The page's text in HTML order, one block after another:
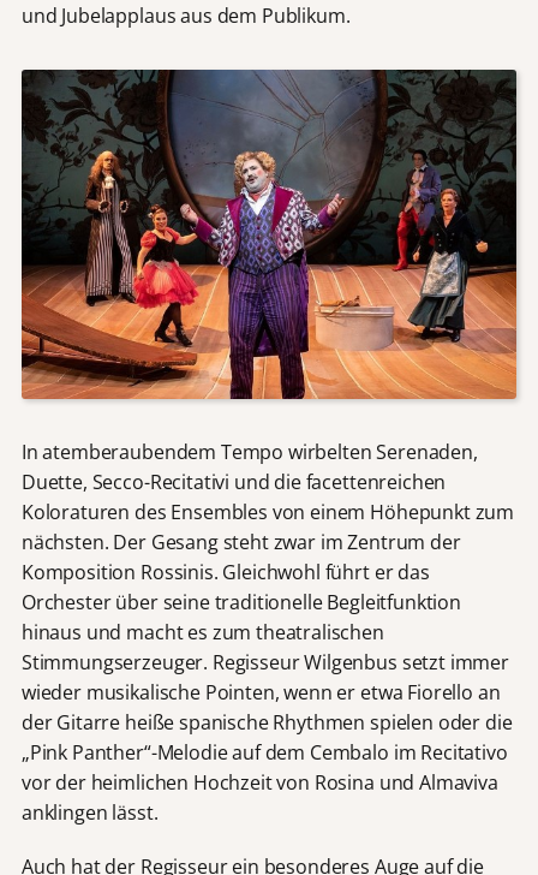
und Jubelapplaus aus dem Publikum.
In atemberaubendem Tempo wirbelten Serenaden,
Duette, Secco-Recitativi und die facettenreichen
Koloraturen des Ensembles von einem Höhepunkt zum
nächsten. Der Gesang steht zwar im Zentrum der
Komposition Rossinis. Gleichwohl führt er das
Orchester über seine traditionelle Begleitfunktion
hinaus und macht es zum theatralischen
Stimmungserzeuger. Regisseur Wilgenbus setzt immer
wieder musikalische Pointen, wenn er etwa Fiorello an
der Gitarre heiße spanische Rhythmen spielen oder die
„Pink Panther“-Melodie auf dem Cembalo im Recitativo
vor der heimlichen Hochzeit von Rosina und Almaviva
anklingen lässt.
Auch hat der Regisseur ein besonderes Auge auf die